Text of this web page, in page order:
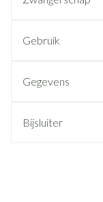
Gebruik
Gegevens
Bijsluiter